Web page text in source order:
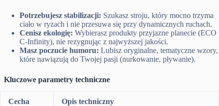
Potrzebujesz stabilizacji: Szukasz stroju, który mocno trzyma
ciało w ryzach i nie przesuwa się przy dynamicznych ruchach.
Cenisz ekologię: Wybierasz produkty przyjazne planecie (ECO
C-Infinity), nie rezygnując z najwyższej jakości.
Masz poczucie humoru: Lubisz oryginalne, tematyczne wzory,
które nawiązują do Twojej pasji (nurkowanie, pływanie).
Kluczowe parametry techniczne
Cecha Opis techniczny